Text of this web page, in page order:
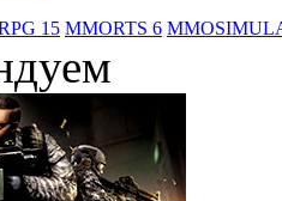
15 MMORTS 6